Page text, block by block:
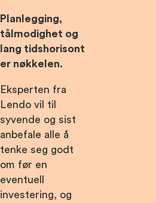
Planlegging,
tålmodighet og
lang tidshorisont
er nøkkelen.
Eksperten fra
Lendo vil til
syvende og sist
anbefale alle å
tenke seg godt
om før en
eventuell
investering, og